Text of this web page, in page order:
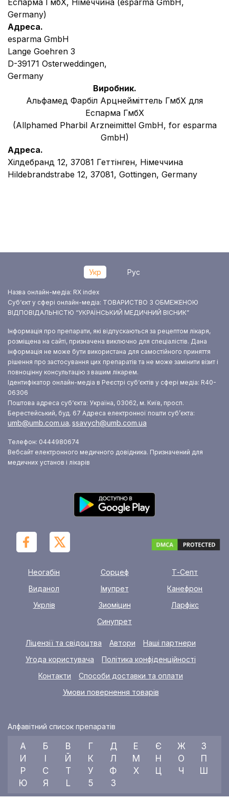
Еспарма ГмбХ, Німеччина (esparma GmbH,
Germany)
Адреса.
esparma GmbH
Langе Goehren 3
D-39171 Osterweddingen,
Germany
Виробник.
Альфамед Фарбіл Арцнейміттель ГмбХ для
Еспарма ГмбХ
(Allphamed Pharbil Arzneimittel GmbH, foresparma
GmbH)
Адреса.
Хілдебранд 12, 37081 Геттінген, Німеччина
Hildebrandstrabe 12, 37081, Gottingen, Germany
Укр Рус
Назва онлайн-медіа: RX index
Суб‘єкт у сфері онлайн-медіа: ТОВАРИСТВО З ОБМЕЖЕНОЮ
ВІДПОВІДАЛЬНІСТЮ “УКРАЇНСЬКИЙ МЕДИЧНИЙ ВІСНИК”
Інформація про препарати, які відпускаються за рецептом лікаря,
розміщена на сайті, призначена виключно для спеціалістів. Дана
інформація не може бути використана для самостійного приняття
рішення про застосування цих препаратів та не може замінити візит і
повноцінну консультацію з вашим лікарем.
Ідентифікатор онлайн-медіа в Реєстрі суб‘єктів у сфері медіа: R40-
06306
Поштова адреса суб‘єкта: Україна, 03062, м. Київ, просп.
Берестейський, буд. 67 Адреса електронної пошти суб’єкта:
umb@umb.com.ua, ssavych@umb.com.ua
Телефон: 0444980674
Вебсайт електронного медичного довідника. Призначений для
медичних установ і лікарів
Неогабін Сорцеф
Т-Септ
Виданол
Імупрет
Канефрон
Укрлів
Зиоміцин
Ларфікс
Синупрет
Ліцензії та свідоцтва Автори
Наші партнери
Угода користувача
Політика конфіденційності
Контакти
Способи доставки та оплати
Умови повернення товарів
Алфавітний список препаратів
А Б В Г Д Е Є Ж
З
И
Й К Л М Н О
П
Р
С Т У Ф Х Ц Ч
Ш
Ю
Я L 5 3